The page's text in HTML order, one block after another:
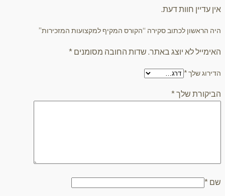
אין עדיין חוות דעת.
היה הראשון לכתוב סקירה “הקורס המקיף למקצועות המזכירות”
האימייל לא יוצג באתר. שדות החובה מסומנים *
הדירוג שלך*
הביקורת שלך *
שם *